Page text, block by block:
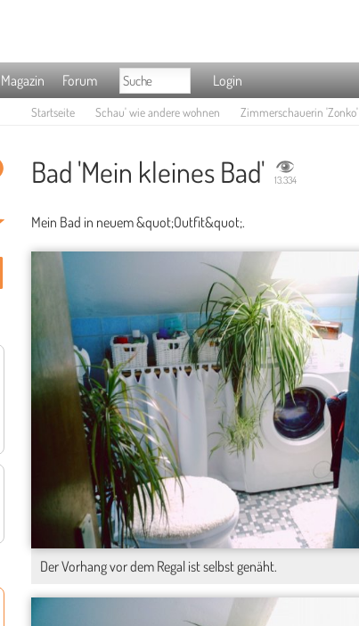
Magazin Forum Login
Startseite Schau' wie andere wohnen Zimmerschauerin 'Zonko'
Bad 'Mein kleines Bad' 13.334
Mein Bad in neuem &quot;Outfit&quot;.
Der Vorhang vor dem Regal ist selbst genäht.